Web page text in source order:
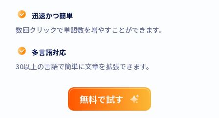
迅速かつ簡単
数回クリックで単語数を増やすことができます。
多言語対応
30以上の言語で簡単に文章を拡張できます。
無料で試す